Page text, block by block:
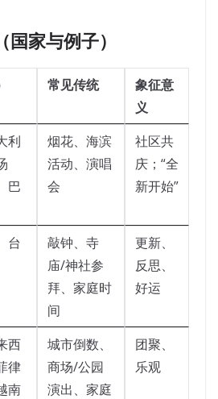
家与例子）
常见传统
象征意
义
利
巴
烟花、海滨
活动、演唱
会
社区共
庆；“全
新开始”
台
敲钟、寺
庙/神社参
拜、家庭时
间
更新、
反思、
好运
西
律
南
城市倒数、
商场/公园
演出、家庭
团聚、
乐观